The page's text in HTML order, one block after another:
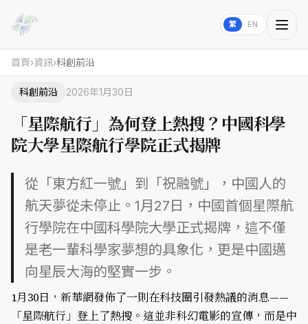
繁 EN
首頁›資訊›科創前沿
科創前沿 2026年1月30日
「星際航行」為何登上熱搜？中國科學
院大學星際航行學院正式揭牌
從「東方紅一號」到「祝融號」，中國人的
航天夢從未停止。1月27日，中國首個星際航
行學院在中國科學院大學正式揭牌，這不僅
是老一輩科學家夢想的具象化，更是中國邁
向星辰大海的堅實一步。
1月30日，新華網發佈了一則在科技圈引發熱議的消息——
「星際航行」登上了熱搜。這並非科幻電影的宣傳，而是中